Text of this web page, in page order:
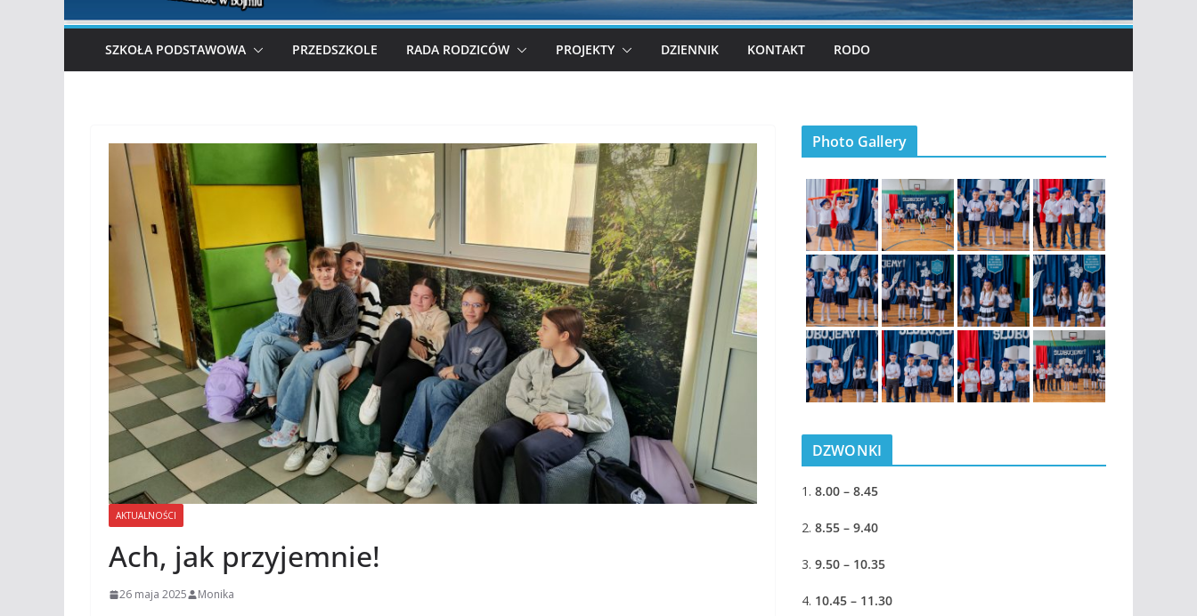
SZKOŁA PODSTAWOWA PRZEDSZKOLE RADA RODZICÓW PROJEKTY DZIENNIK KONTAKT RODO
AKTUALNOŚCI
Ach, jak przyjemnie!
26 maja 2025 Monika
Photo Gallery
DZWONKI
1. 8.00 – 8.45
2. 8.55 – 9.40
3. 9.50 – 10.35
4. 10.45 – 11.30